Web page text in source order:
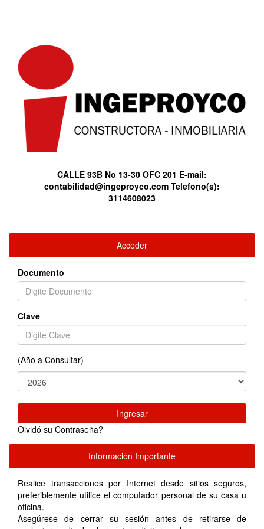
CALLE 93B No 13-30 OFC 201 E-mail:
contabilidad@ingeproyco.comTelefono(s):
3114608023
Acceder
Documento
Clave
(Año a Consultar)
Ingresar
Olvidó su Contraseña?
Información Importante
Realice transacciones por Internet desde sitios seguros,
preferiblemente utilice el computador personal de su casa u
oficina.
Asegúrese de cerrar su sesión antes de retirarse de